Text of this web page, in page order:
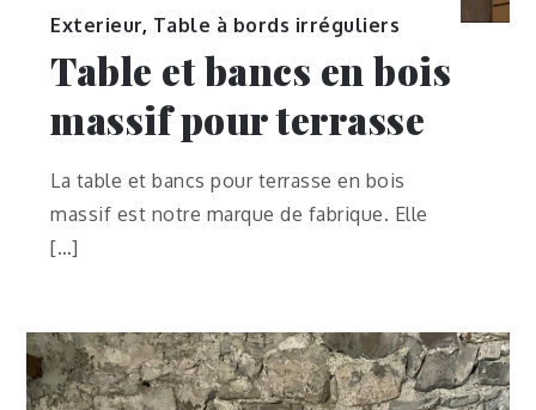
Exterieur, Table à bords irréguliers
Table et bancs en bois
massif pour terrasse
La table et bancs pour terrasse en bois
massif est notre marque de fabrique. Elle
[…]